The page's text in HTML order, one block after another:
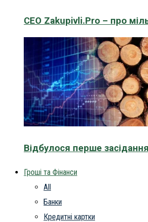
CEO Zakupivli.Pro – про
Відбулося перше
Гроші та Фінанси
All
Банки
Кредитні картки